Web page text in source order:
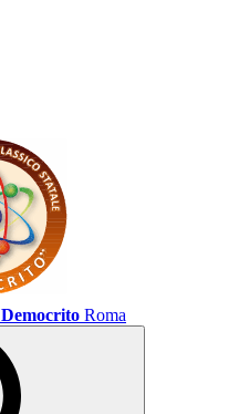
Democrito Roma